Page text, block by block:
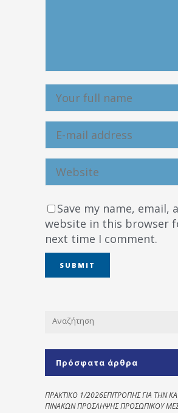
Save my name, email,
website in this browser
next time I comment.
Πρόσφατα άρθρα
ΠΡΑΚΤΙΚΟ 1/2026ΕΠΙΤΡΟΠΗΣ ΓΙΑ ΤΗΝ
ΠΙΝΑΚΩΝ ΠΡΟΣΛΗΨΗΣ ΠΡΟΣΩΠΙΚΟΥ